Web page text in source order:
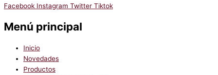
Facebook Instagram Twitter Tiktok
Menú principal
Inicio
Novedades
Productos